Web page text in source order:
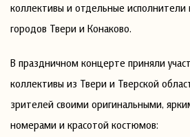
коллективы и отдельные исполнители
городов Твери и Конаково.
В праздничном концерте приняли
коллективы из Твери и Тверской
зрителей своими оригинальными,
номерами и красотой костюмов: